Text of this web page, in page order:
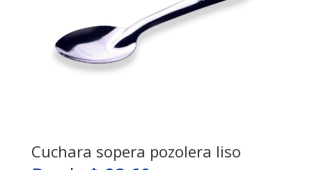
Cuchara sopera pozolera liso